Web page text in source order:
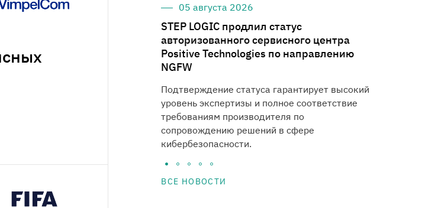
05 августа 2026
STEP LOGIC продлил статус
авторизованного сервисного центра
Positive Technologies по направлению
NGFW
Подтверждение статуса гарантирует высокий
уровень экспертизы и полное соответствие
требованиям производителя по
сопровождению решений в сфере
кибербезопасности.
ВСЕ НОВОСТИ